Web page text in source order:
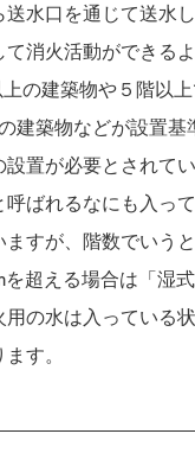
水口を通じて送水
消火活動ができる
の建築物や５階以
建築物などが設置基
置が必要とされて
ばれるなにも入っ
すが、階数でいう
超える場合は「湿
用の水は入っている
す。